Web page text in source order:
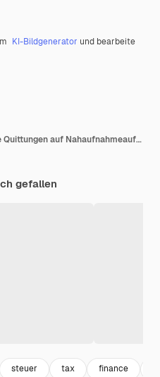
KI-Bildgenerator und bearbeite
Sie bewahrt immer alle ihre Quittungen auf Nahaufnahmeaufnahme einer nicht erkennbaren Geschäftsfrau, die Finanzen in einem Büro berechnet
gefallen
steuer tax finance